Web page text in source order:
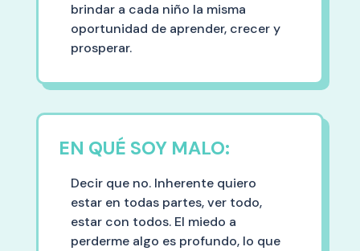
brindar a cada niño la misma
oportunidad de aprender, crecer y
prosperar.
EN QUÉ SOY MALO:
Decir que no. Inherente quiero
estar en todas partes, ver todo,
estar con todos. El miedo a
perderme algo es profundo, lo que